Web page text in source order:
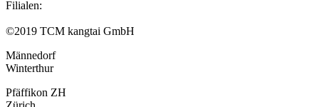
Filialen:
©2019 TCM kangtai GmbH
Männedorf
Winterthur
Pfäffikon ZH